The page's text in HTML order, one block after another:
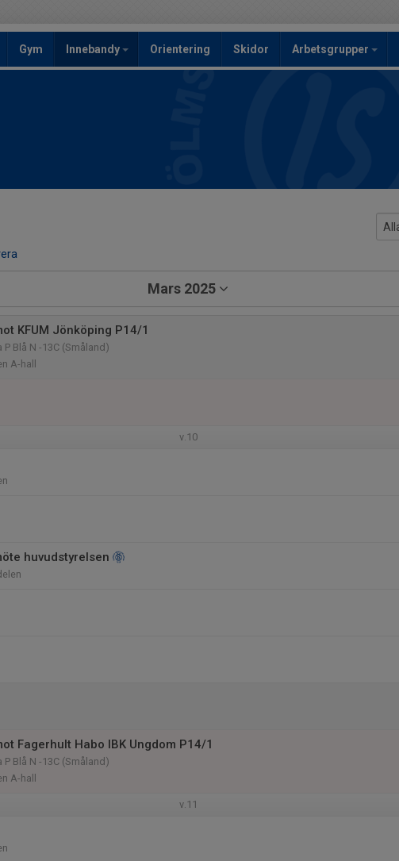
Gym Innebandy Orientering Skidor Arbetsgrupper
Mars 2025
KFUM Jönköping P14/1
P Blå N -13C (Småland)
A-hall
v.10
huvudstyrelsen
Fagerhult Habo IBK Ungdom P14/1
P Blå N -13C (Småland)
A-hall
v.11